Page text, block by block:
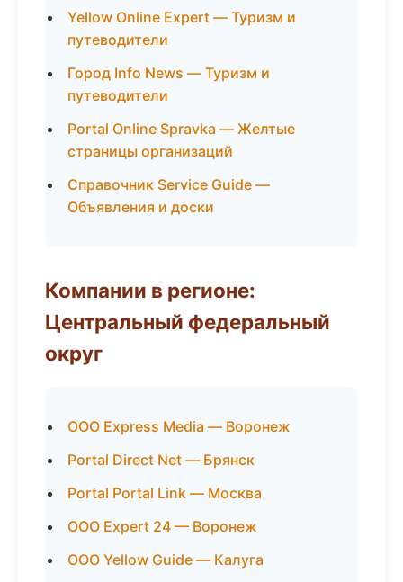
Yellow Online Expert — Туризм и
путеводители
Город Info News — Туризм и
путеводители
Portal Online Spravka — Желтые
страницы организаций
Справочник Service Guide —
Объявления и доски
Компании в регионе:
Центральный федеральный
округ
ООО Express Media — Воронеж
Portal Direct Net — Брянск
Portal Portal Link — Москва
ООО Expert 24 — Воронеж
ООО Yellow Guide — Калуга